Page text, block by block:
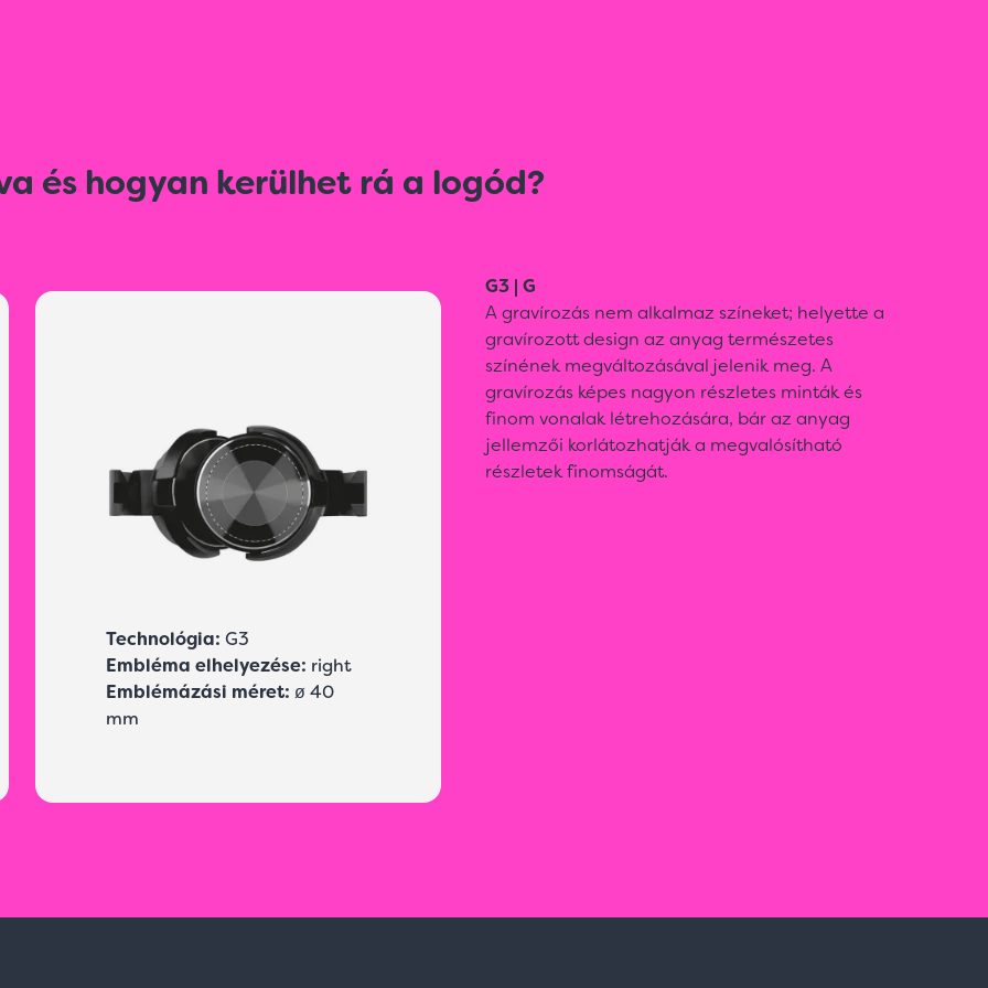
és hogyan kerülhet rá a logód?
Technológia: G3
Embléma elhelyezése: right
Emblémázási méret: ø 40
mm
G3 | G
A gravírozás nem alkalmaz színeket; helyette a
gravírozott design az anyag természetes
színének megváltozásával jelenik meg. A
gravírozás képes nagyon részletes minták és
finom vonalak létrehozására, bár az anyag
jellemzői korlátozhatják a megvalósítható
részletek finomságát.